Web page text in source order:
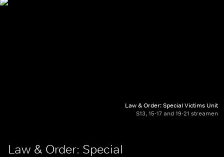
Law & Order: Special Victims Unit
S13, 15-17 and 19-21 streamen
Law & Order: Special